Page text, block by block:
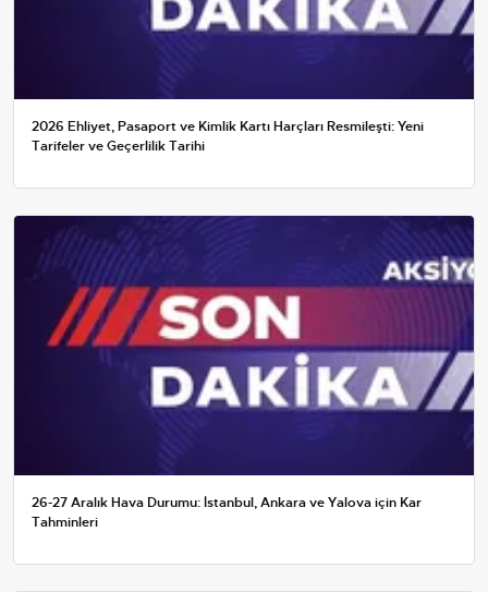
2026 Ehliyet, Pasaport ve Kimlik Kartı Harçları Resmileşti: Yeni
Tarifeler ve Geçerlilik Tarihi
26-27 Aralık Hava Durumu: İstanbul, Ankara ve Yalova için Kar
Tahminleri